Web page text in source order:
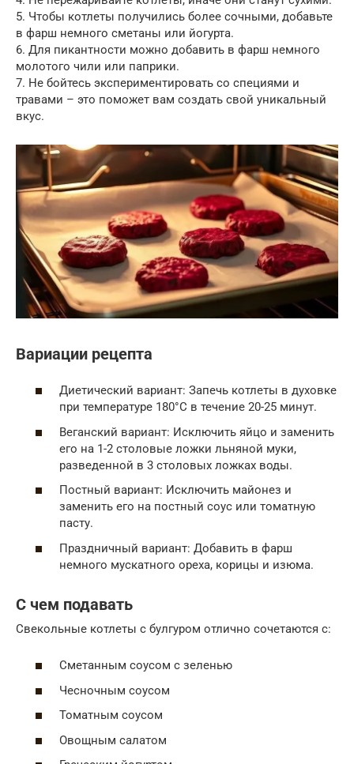
5. Чтобы котлеты получились более сочными, добавьте
в фарш немного сметаны или йогурта.
6. Для пикантности можно добавить в фарш немного
молотого чили или паприки.
7. Не бойтесь экспериментировать со специями и
травами – это поможет вам создать свой уникальный
вкус.
Вариации рецепта
Диетический вариант: Запечь котлеты в духовке
при температуре 180°C в течение 20-25 минут.
Веганский вариант: Исключить яйцо и заменить
его на 1-2 столовые ложки льняной муки,
разведенной в 3 столовых ложках воды.
Постный вариант: Исключить майонез и
заменить его на постный соус или томатную
пасту.
Праздничный вариант: Добавить в фарш
немного мускатного ореха, корицы и изюма.
С чем подавать
Свекольные котлеты с булгуром отлично сочетаются с:
Сметанным соусом с зеленью
Чесночным соусом
Томатным соусом
Овощным салатом